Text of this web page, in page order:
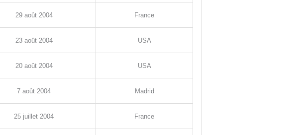
29août2004 France
23août2004 USA
20août2004 USA
7 août 2004 Madrid
25 juillet 2004 France